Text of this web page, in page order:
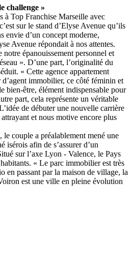
challenge »
à Top Franchise Marseille avec
sur le stand d’Elyse Avenue qu’ils
envie d’un concept moderne,
Avenue répondait à nos attentes.
épanouissement personnel et
». D’une part, l’originalité du
« Cette agence appartement
immobilier, ce côté féminin et
bien-être, élément indispensable pour
part, cela représente un véritable
de débuter une nouvelle carrière
et nous motive encore plus
couple a préalablement mené une
isérois afin de s’assurer d’un
sur l’axe Lyon - Valence, le Pays
« Le parc immobilier est très
en passant par la maison de village, la
est une ville en pleine évolution